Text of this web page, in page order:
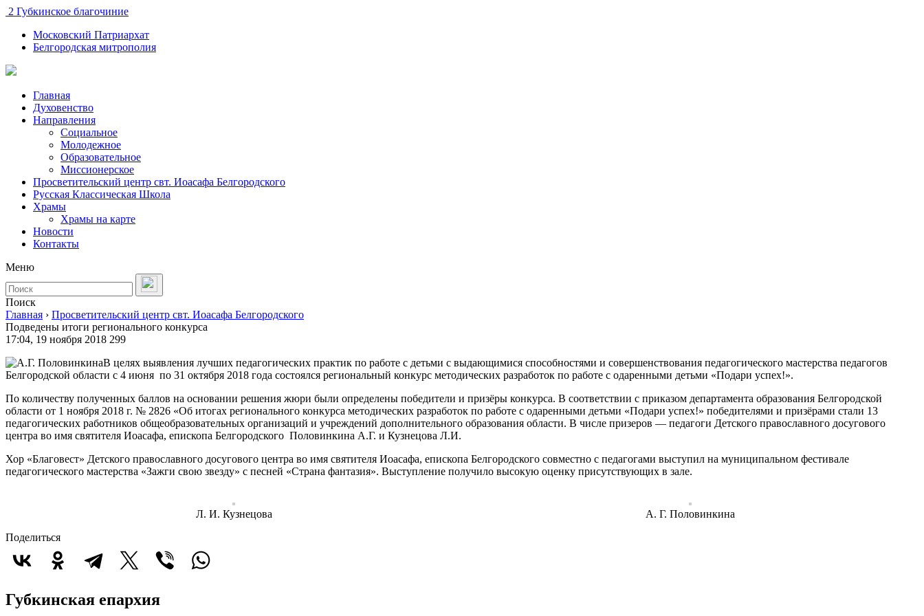
2 Губкинское благочиние
Московский Патриархат
Белгородская митрополия
Главная
Духовенство
Направления
Социальное
Молодежное
Образовательное
Миссионерское
Просветительский центр свт. Иоасафа Белгородского
Русская Классическая Школа
Храмы
Храмы на карте
Новости
Контакты
Меню
Поиск
Главная › Просветительский центр свт. Иоасафа Белгородского
Подведены итоги регионального конкурса
17:04, 19 ноября 2018 299
В целях выявления лучших педагогических практик по работе с детьми с выдающимися способностями и совершенствования педагогического мастерства педагогов
Белгородской области с 4 июня по 31 октября 2018 года состоялся региональный конкурс методических разработок по работе с одаренными детьми «Подари успех!».
По количеству полученных баллов на основании решения жюри были определены победители и призёры конкурса. В соответствии с приказом департамента образования Белгородской
области от 1 ноября 2018 г. № 2826 «Об итогах регионального конкурса методических разработок по работе с одаренными детьми «Подари успех!» победителями и призёрами стали 13
педагогических работников общеобразовательных организаций и учреждений дополнительного образования области. В числе призеров — педагоги Детского православного досугового
центра во имя святителя Иоасафа, епископа Белгородского Половинкина А.Г. и Кузнецова Л.И.
Хор «Благовест» Детского православного досугового центра во имя святителя Иоасафа, епископа Белгородского совместно с педагогами выступил на муниципальном фестивале
педагогического мастерства «Зажги свою звезду» с песней «Страна фантазия». Выступление получило высокую оценку присутствующих в зале.
Л. И. Кузнецова
А. Г. Половинкина
Поделиться
Губкинская епархия